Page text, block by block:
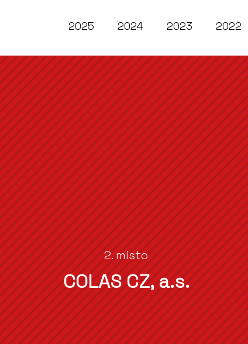
2025 2024 2023 2022
2. místo
COLAS CZ, a.s.